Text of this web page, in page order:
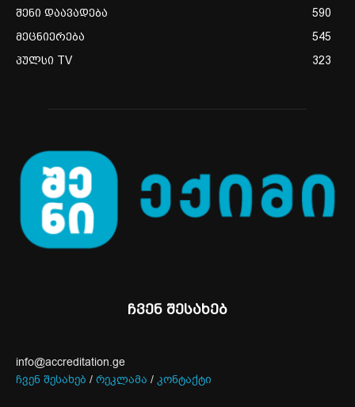
შენი დაავადება
590
მეცნიერება
545
პულსი TV
323
ჩვენ შესახებ
info@accreditation.ge
ჩვენ შესახებ / რეკლამა / კონტაქტი